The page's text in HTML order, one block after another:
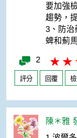
要加強
趨勢，
3、防治
蜱和薊
2
評分 回覆
陳＊雅